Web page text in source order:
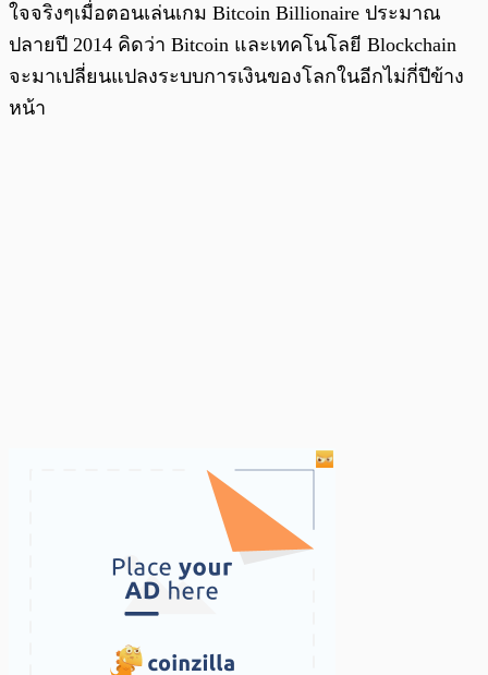
ใจจริงๆเมื่อตอนเล่นเกม Bitcoin Billionaire ประมาณ
ปลายปี 2014 คิดว่า Bitcoin และเทคโนโลยี Blockchain
จะมาเปลี่ยนแปลงระบบการเงินของโลกในอีกไม่กี่ปีข้าง
หน้า